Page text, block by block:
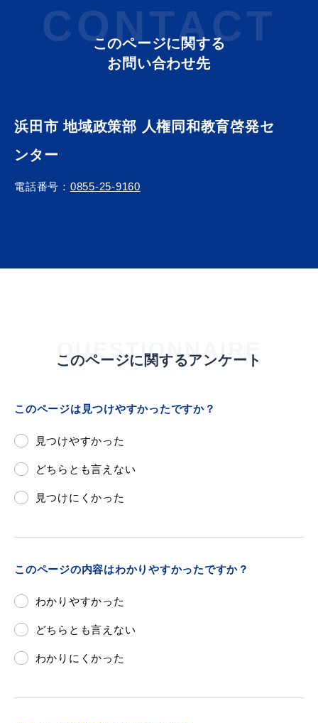
CONTACT
このページに関する
お問い合わせ先
浜田市 地域政策部 人権同和教育啓発セ
ンター
電話番号： 0855-25-9160
QUESTIONNAIRE
このページに関するアンケート
このページは見つけやすかったですか？
見つけやすかった
どちらとも言えない
見つけにくかった
このページの内容はわかりやすかったですか？
わかりやすかった
どちらとも言えない
わかりにくかった